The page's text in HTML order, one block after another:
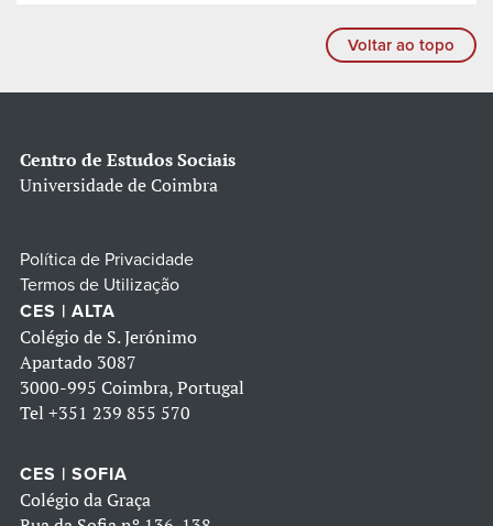
Voltar ao topo
Centro de Estudos Sociais
Universidade de Coimbra
Política de Privacidade
Termos de Utilização
CES | ALTA
Colégio de S. Jerónimo
Apartado 3087
3000-995 Coimbra, Portugal
Tel +351 239 855 570
CES | SOFIA
Colégio da Graça